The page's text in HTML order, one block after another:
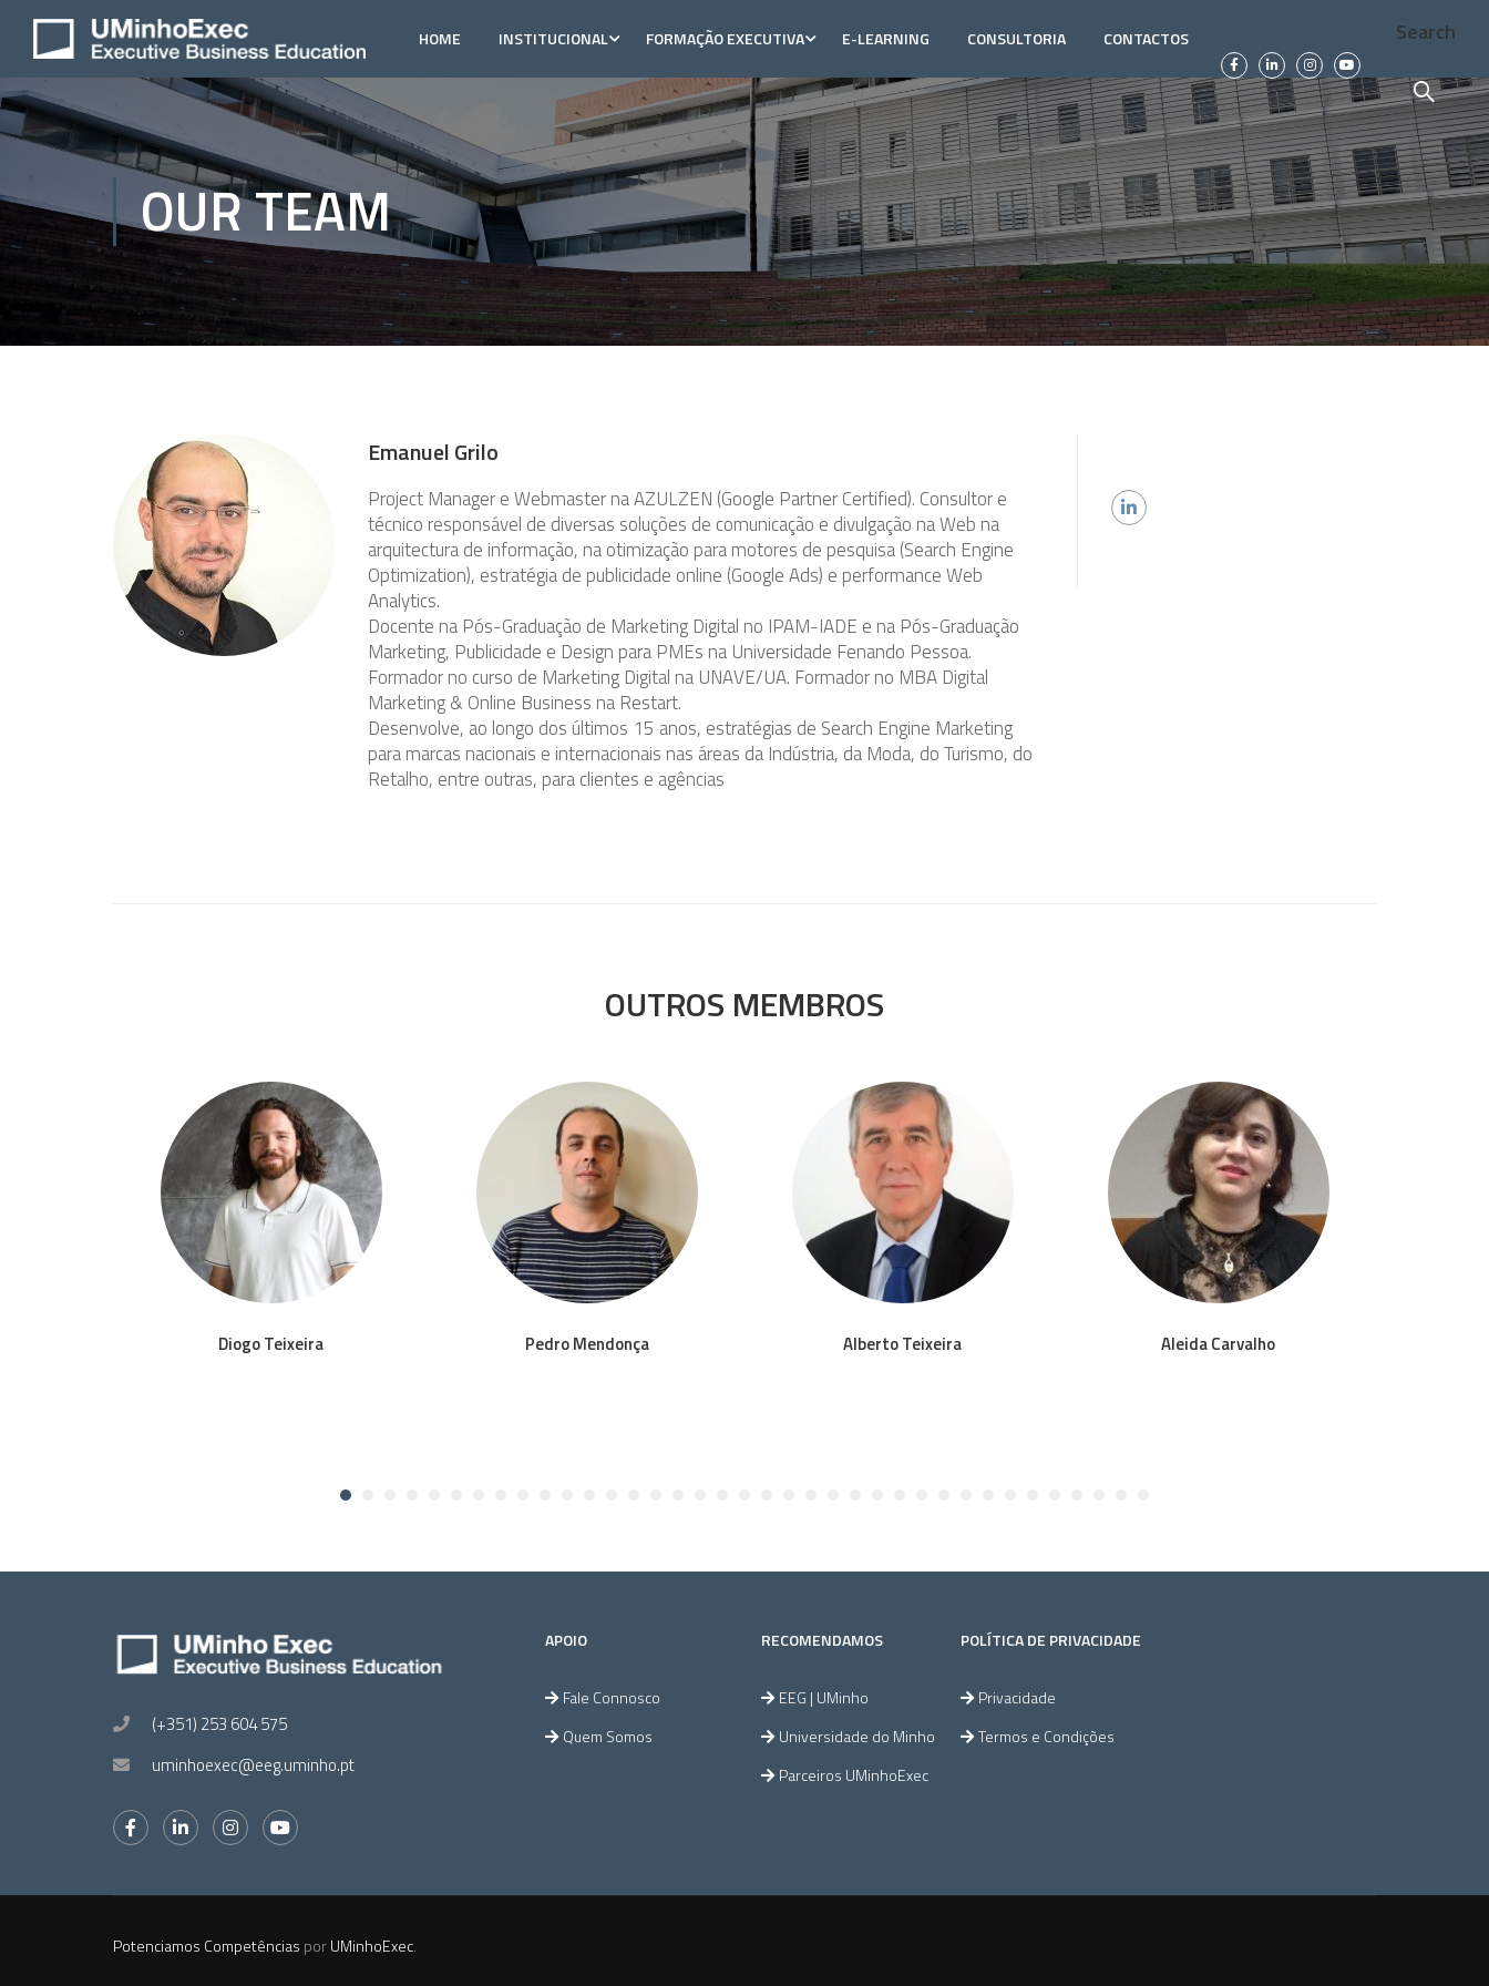
HOME INSTITUCIONAL FORMAÇÃO EXECUTIVA E-LEARNING CONSULTORIA CONTACTOS Search
OUR TEAM
Emanuel Grilo
Project Manager e Webmaster na AZULZEN (Google Partner Certified). Consultor e
técnico responsável de diversas soluções de comunicação e divulgação na Web na
arquitectura de informação, na otimização para motores de pesquisa (Search Engine
Optimization), estratégia de publicidade online (Google Ads) e performance Web
Analytics.
Docente na Pós-Graduação de Marketing Digital no IPAM-IADE e na Pós-Graduação
Marketing, Publicidade e Design para PMEs na Universidade Fenando Pessoa.
Formador no curso de Marketing Digital na UNAVE/UA. Formador no MBA Digital
Marketing & Online Business na Restart.
Desenvolve, ao longo dos últimos 15 anos, estratégias de Search Engine Marketing
para marcas nacionais e internacionais nas áreas da Indústria, da Moda, do Turismo, do
Retalho, entre outras, para clientes e agências
OUTROS MEMBROS
Diogo Teixeira Pedro Mendonça Alberto Teixeira Aleida Carvalho
(+351) 253 604 575
uminhoexec@eeg.uminho.pt
APOIO
Fale Connosco
Quem Somos
RECOMENDAMOS
EEG | UMinho
Universidade do Minho
Parceiros UMinhoExec
POLÍTICA DE PRIVACIDADE
Privacidade
Termos e Condições
Potenciamos Competências porUMinhoExec.